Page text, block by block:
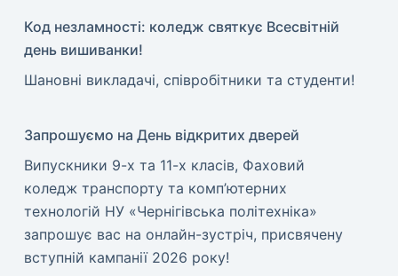
Код незламності: коледж святкує Всесвітній
день вишиванки!
​Шановні викладачі, співробітники та студенти!
Запрошуємо на День відкритих дверей
Випускники 9-х та 11-х класів, Фаховий
коледж транспорту та комп’ютерних
технологій НУ «Чернігівська політехніка»
запрошує вас на онлайн-зустріч, присвячену
вступній кампанії 2026 року!